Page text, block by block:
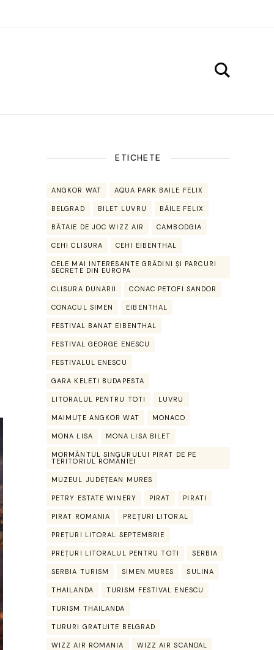
ETICHETE
ANGKOR WAT AQUA PARK BAILE FELIX
BELGRAD BILET LUVRU BĂILE FELIX
BĂTAIE DE JOC WIZZ AIR CAMBODGIA
CEHI CLISURA CEHI EIBENTHAL
CELE MAI INTERESANTE GRĂDINI ȘI PARCURI
SECRETE DIN EUROPA
CLISURA DUNARII CONAC PETOFI SANDOR
CONACUL SIMEN EIBENTHAL
FESTIVAL BANAT EIBENTHAL
FESTIVAL GEORGE ENESCU
FESTIVALUL ENESCU
GARA KELETI BUDAPESTA
LITORALUL PENTRU TOTI LUVRU
MAIMUȚE ANGKOR WAT MONACO
MONA LISA MONA LISA BILET
MORMÂNTUL SINGURULUI PIRAT DE PE
TERITORIUL ROMÂNIEI
MUZEUL JUDEȚEAN MURES
PETRY ESTATE WINERY PIRAT PIRATI
PIRAT ROMANIA PREȚURI LITORAL
PREȚURI LITORAL SEPTEMBRIE
PREȚURI LITORALUL PENTRU TOTI SERBIA
SERBIA TURISM SIMEN MURES SULINA
THAILANDA TURISM FESTIVAL ENESCU
TURISM THAILANDA
TURURI GRATUITE BELGRAD
WIZZ AIR ROMANIA WIZZ AIR SCANDAL